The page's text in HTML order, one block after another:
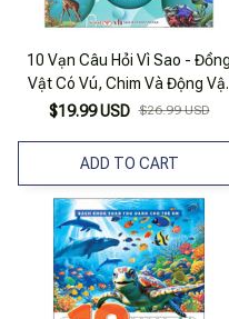
10 Vạn Câu Hỏi Vì Sao - Đồng
Vật Có Vú, Chim Và Động
Biển
$19.99 USD $26.99 USD
ADD TO CART